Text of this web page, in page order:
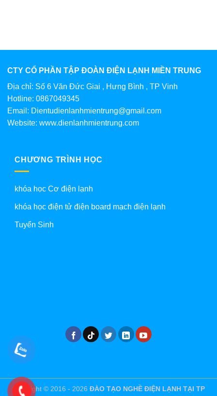
CTY CỔ PHẦN TẬP ĐOÀN ĐIỆN LẠNH MIỀN TRUNG
Địa chỉ: Số 6 Văn Đức Giai , Hưng Bình , TP Vinh
Hotline: 0867049345
Email: Dientudienlanhmientrung@gmail.com
Website: www.dienlanhmientrung.com
CHƯƠNG TRÌNH HỌC
khóa học Cơ điện lạnh
khóa học điện tử điện board mạch điện lạnh
Tuyển Sinh
Copyright © 2016 - 2026 ĐÀO TẠO NGHỀ ĐIỆN LẠNH TẠI TP